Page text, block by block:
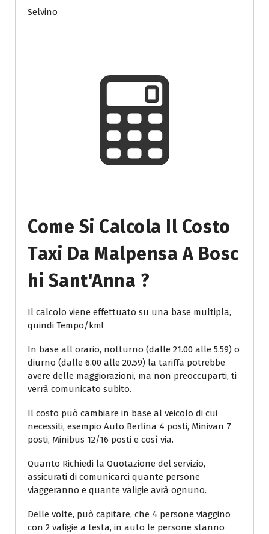
Selvino
Come Si Calcola Il Costo
Taxi Da Malpensa A Bosc
Hi Sant'Anna ?
Il calcolo viene effettuato su una base multipla,
quindi Tempo/km!
In base all orario, notturno (dalle 21.00 alle 5.59) o
diurno (dalle 6.00 alle 20.59) la tariffa potrebbe
avere delle maggiorazioni, ma non preoccuparti, ti
verrà comunicato subito.
Il costo può cambiare in base al veicolo di cui
necessiti, esempio Auto Berlina 4 posti, Minivan 7
posti, Minibus 12/16 posti e così via.
Quanto Richiedi la Quotazione del servizio,
assicurati di comunicarci quante persone
viaggeranno e quante valigie avrà ognuno.
Delle volte, può capitare, che 4 persone viaggino
con 2 valigie a testa, in auto le persone stanno